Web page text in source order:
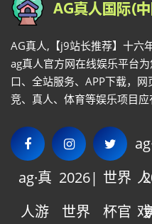
AG真人,【j9站长推荐】十六
ag真人官方网在线娱乐平台
口、全站服务、APP下载，
竞、真人、体育等娱乐项目应
ag·真
人游
2026|
世界
世界
杯官